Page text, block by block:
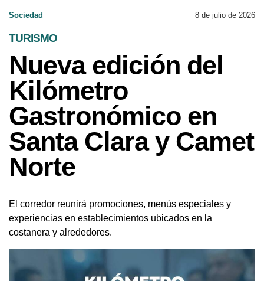
Sociedad 8 de julio de 2026
TURISMO
Nueva edición del
Kilómetro
Gastronómico en
Santa Clara y Camet
Norte
El corredor reunirá promociones, menús especiales y
experiencias en establecimientos ubicados en la
costanera y alrededores.